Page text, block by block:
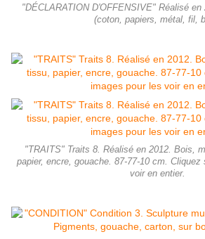
"DÉCLARATION D'OFFENSIVE" Réalisé
(coton, papiers, métal, fil,
"TRAITS" Traits 8. Réalisé en 2012. Bois,
papier, encre, gouache. 87-77-10 cm.
voir en entier.